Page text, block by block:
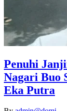
Penuhi
Nagari Buo
Eka Putra